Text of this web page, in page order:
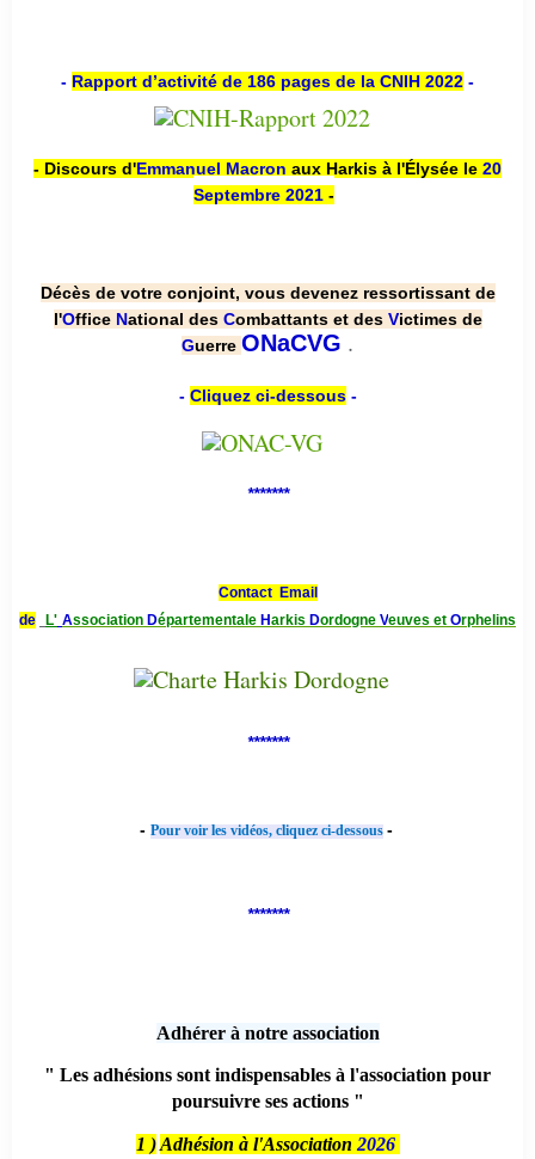
- Rapport d’activité de 186 pages de la CNIH 2022 -
- Discours d'Emmanuel Macron aux Harkis à l'Élysée le 20
Septembre 2021 -
Décès de votre conjoint, vous devenez ressortissant de
l'Office National des Combattants et des Victimes de
Guerre ONaCVG .
- Cliquez ci-dessous-
*******
Contact Email
de
L' Association Départementale Harkis Dordogne Veuves et Orphelins
*******
- Pour voir les vidéos, cliquez ci-dessous -
*******
Adhérer à notre association
" Les adhésions sont indispensables à l'association pour
poursuivre ses actions "
1 ) Adhésion à l'Association 2026